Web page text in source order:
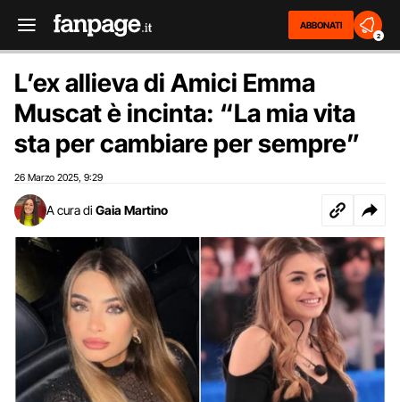
ABBONATI
2
L’ex allieva di Amici Emma
Muscat è incinta: “La mia vita
sta per cambiare per sempre”
26 Marzo 2025 9:29
A cura di Gaia Martino